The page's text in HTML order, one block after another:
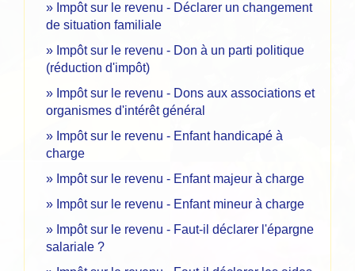
Impôt sur le revenu - Déclarer un changement
de situation familiale
Impôt sur le revenu - Don à un parti politique
(réduction d'impôt)
Impôt sur le revenu - Dons aux associations et
organismes d'intérêt général
Impôt sur le revenu - Enfant handicapé à
charge
Impôt sur le revenu - Enfant majeur à charge
Impôt sur le revenu - Enfant mineur à charge
Impôt sur le revenu - Faut-il déclarer l'épargne
salariale ?